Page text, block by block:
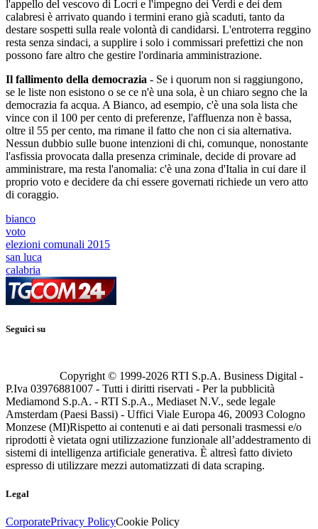
l'appello del vescovo di Locri e l'impegno dei Verdi e dei dem
calabresi è arrivato quando i termini erano già scaduti, tanto da
destare sospetti sulla reale volontà di candidarsi. L'entroterra reggino
resta senza sindaci, a supplire i solo i commissari prefettizi che non
possono fare altro che gestire l'ordinaria amministrazione.
Il fallimento della democrazia - Se i quorum non si raggiungono,
se le liste non esistono o se ce n'è una sola, è un chiaro segno che la
democrazia fa acqua. A Bianco, ad esempio, c'è una sola lista che
vince con il 100 per cento di preferenze, l'affluenza non è bassa,
oltre il 55 per cento, ma rimane il fatto che non ci sia alternativa.
Nessun dubbio sulle buone intenzioni di chi, comunque, nonostante
l'asfissia provocata dalla presenza criminale, decide di provare ad
amministrare, ma resta l'anomalia: c'è una zona d'Italia in cui dare il
proprio voto e decidere da chi essere governati richiede un vero atto
di coraggio.
bianco
voto
elezioni comunali 2015
san luca
calabria
Seguici su
Copyright © 1999-2026 RTI S.p.A. Business Digital -
P.Iva 03976881007 - Tutti i diritti riservati - Per la pubblicità
Mediamond S.p.A. - RTI S.p.A., Mediaset N.V., sede legale
Amsterdam (Paesi Bassi) - Uffici Viale Europa 46, 20093 Cologno
Monzese (MI)Rispetto ai contenuti e ai dati personali trasmessi e/o
riprodotti è vietata ogni utilizzazione funzionale all’addestramento di
sistemi di intelligenza artificiale generativa. È altresì fatto divieto
espresso di utilizzare mezzi automatizzati di data scraping.
Legal
CorporatePrivacy PolicyCookie Policy